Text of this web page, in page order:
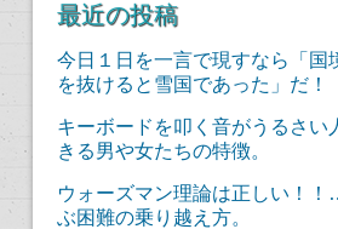
最近の投稿
今日１日を一言で現すなら「国
を抜けると雪国であった」だ！
キーボードを叩く音がうるさい
きる男や女たちの特徴。
ウォーズマン理論は正しい！
ぶ困難の乗り越え方。